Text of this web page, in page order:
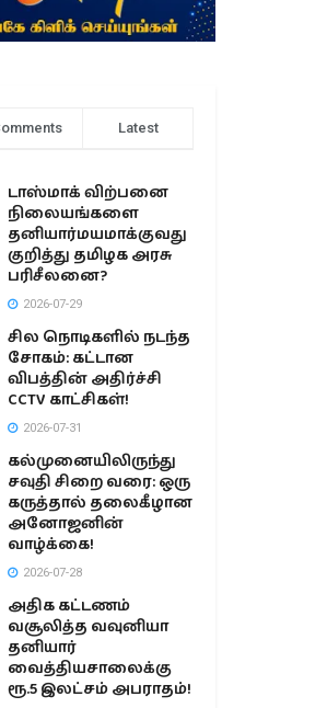
Latest
டாஸ்மாக் விற்பனை
நிலையங்களை
தனியார்மயமாக்குவது
குறித்து தமிழக அரசு
பரிசீலனை?
2026-07-29
சில நொடிகளில் நடந்த
சோகம்: கட்டான
விபத்தின் அதிர்ச்சி
CCTV காட்சிகள்!
2026-07-31
கல்முனையிலிருந்து
சவுதி சிறை வரை: ஒரு
கருத்தால் தலைகீழான
அனோஜனின்
வாழ்க்கை!
2026-07-28
அதிக கட்டணம்
வசூலித்த வவுனியா
தனியார்
வைத்தியசாலைக்கு
ரூ.5 இலட்சம் அபராதம்!